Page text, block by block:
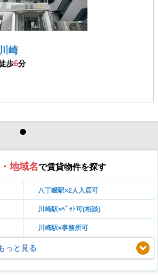
崎
歩6分
地域名で賃貸物件を探す
八丁畷駅×2人入居可
川崎駅×ﾍﾟｯﾄ可(相談)
川崎駅×事務所可
っと見る